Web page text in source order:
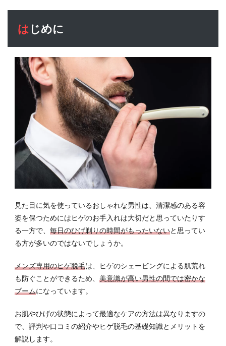
メン
ズ専
用の
ヒゲ
脱毛
につ
いて
ヒゲ
脱毛
の口
コミ
や評
4
男性
のヒ
ゲ脱
毛の
ット
5
おす
のメ
ンズ
脱毛
サロ
はじめに
見た目に気を使っているおしゃれな男性は、清潔感のある容
姿を保つためにはヒゲのお手入れは大切だと思っていたりす
る一方で、 毎日のひげ剃りの時間がもったいないと思ってい
る方が多いのではないでしょうか。
メンズ専用のヒゲ脱毛は、ヒゲのシェービングによる肌荒れ
も防ぐことができるため、 美意識が高い男性の間では密かな
ブームになっています。
お肌やひげの状態によって最適なケアの方法は異なりますの
で、評判や口コミの紹介やヒゲ脱毛の基礎知識とメリットを
解説します。